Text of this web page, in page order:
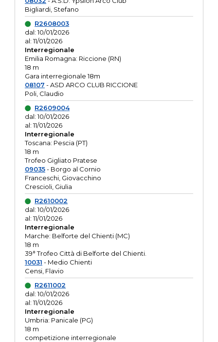
Bigliardi, Stefano
R2608003
dal: 10/01/2026
al: 11/01/2026
Interregionale
Emilia Romagna: Riccione (RN)
18 m
Gara interregionale 18m
08107 - ASD ARCO CLUB RICCIONE
Poli, Claudio
R2609004
dal: 10/01/2026
al: 11/01/2026
Interregionale
Toscana: Pescia (PT)
18 m
Trofeo Gigliato Pratese
09035- Borgo al Cornio
Franceschi, Giovacchino
Crescioli, Giulia
R2610002
dal: 10/01/2026
al: 11/01/2026
Interregionale
Marche: Belforte del Chienti (MC)
18 m
39° Trofeo Città di Belforte del Chienti.
10031 - Medio Chienti
Censi, Flavio
R2611002
dal: 10/01/2026
al: 11/01/2026
Interregionale
Umbria: Panicale (PG)
18 m
competizione interregionale